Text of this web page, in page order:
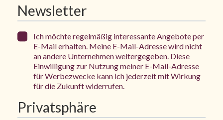
Newsletter
Ich möchte regelmäßig interessante Angebote per
E-Mail erhalten. Meine E-Mail-Adresse wird nicht
an andere Unternehmen weitergegeben. Diese
Einwilligung zur Nutzung meiner E-Mail-Adresse
für Werbezwecke kann ich jederzeit mit Wirkung
für die Zukunft widerrufen.
Privatsphäre